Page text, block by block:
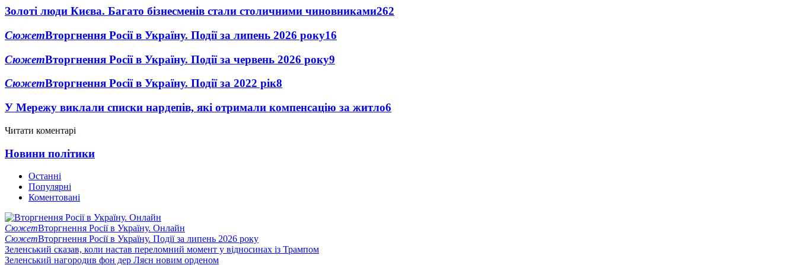
Золоті люди Києва. Багато бізнесменів стали столичними чиновниками262
СюжетВторгнення Росії в Україну. Події за липень 2026 року16
СюжетВторгнення Росії в Україну. Події за червень 2026 року9
СюжетВторгнення Росії в Україну. Події за 2022 рік8
У Мережу виклали списки нардепів, які отримали компенсацію за житло6
Читати коментарі
Новини політики
Останні
Популярні
Коментовані
СюжетВторгнення Росії в Україну. Онлайн
СюжетВторгнення Росії в Україну. Події за липень 2026 року
Зеленський сказав, коли настав переломний момент у відносинах із Трампом
Зеленський нагородив фон дер Ляєн новим орденом